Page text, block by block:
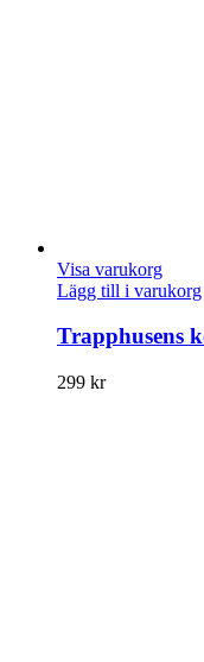
Visa varukorg
Lägg till i varukorg
Trapphusens
299 kr